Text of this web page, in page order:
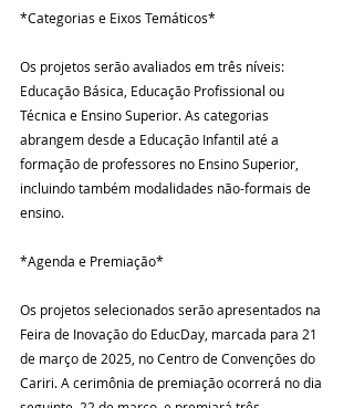
*Categorias e Eixos Temáticos*
Os projetos serão avaliados em três níveis:
Educação Básica, Educação Profissional ou
Técnica e Ensino Superior. As categorias
abrangem desde a Educação Infantil até a
formação de professores no Ensino Superior,
incluindo também modalidades não-formais de
ensino.
*Agenda e Premiação*
Os projetos selecionados serão apresentados na
Feira de Inovação do EducDay, marcada para 21
de março de 2025, no Centro de Convenções do
Cariri. A cerimônia de premiação ocorrerá no dia